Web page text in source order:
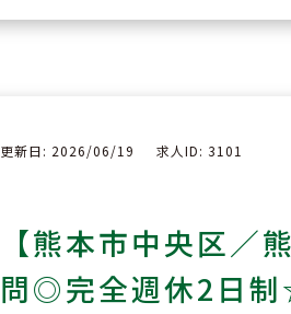
更新日: 2026/06/19 求人ID: 3101
【熊本市中央区
問◎完全週休2日